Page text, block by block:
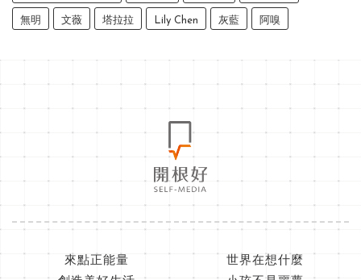
無明 文薇 塔拉拉 Lily Chen 灰藍 阿嗅
來點正能量
世界在想什麼